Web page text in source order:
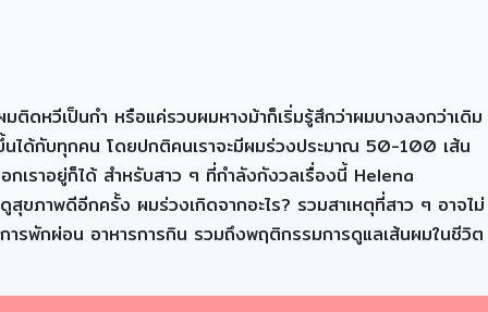
หวีเป็นกำ หรือแค่รวบผมหางม้าก็เริ่มรู้สึกว่าผมบางลงกว่าเดิม
นได้กับทุกคน โดยปกติคนเราจะมีผมร่วงประมาณ 50-100 เส้น
ราอยู่ก็ได้ สำหรับสาว ๆ ที่กำลังกังวลเรื่องนี้ Helena
ภาพดีอีกครั้ง ผมร่วงเกิดจากอะไร? รวมสาเหตุที่สาว ๆ อาจไม่
รพักผ่อน อาหารการกิน รวมถึงพฤติกรรมการดูแลเส้นผมในชีวิต